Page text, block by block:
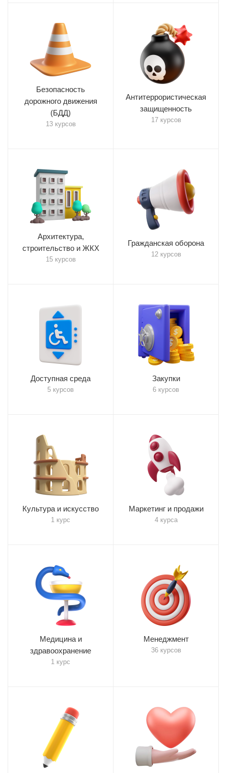
Безопасность
дорожного движения
(БДД)
13 курсов
Антитеррористическая
защищенность
17 курсов
Архитектура,
строительство и ЖКХ
15 курсов
Гражданская оборона
12 курсов
Доступная среда
5 курсов
Закупки
6 курсов
Культура и искусство
1 курс
Маркетинг и продажи
4 курса
Медицина и
здравоохранение
1 курс
Менеджмент
36 курсов